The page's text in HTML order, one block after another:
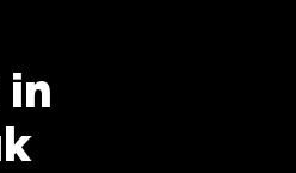
in